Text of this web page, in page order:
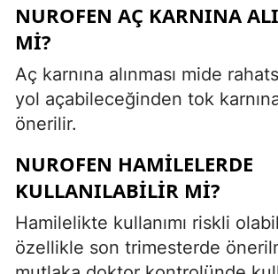
NUROFEN AÇ KARNINA
MI?
Aç karnına alınması mide
yol açabileceğinden tok
önerilir.
NUROFEN HAMILELERDE
KULLANILABILIR MI?
Hamilelikte kullanımı riskli
özellikle son trimesterde